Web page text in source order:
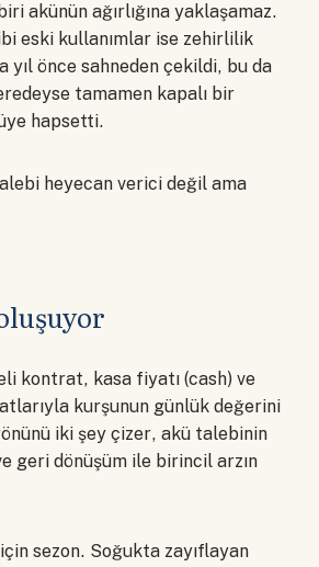
akünün ağırlığına yaklaşamaz.
eski kullanımlar ise zehirlilik
yıl önce sahneden çekildi, bu da
tamamen kapalı bir
hapsetti.
heyecan verici değil ama
kontrat, kasa fiyatı (cash) ve
kurşunun günlük değerini
iki şey çizer, akü talebinin
geri dönüşüm ile birincil arzın
için sezon. Soğukta zayıflayan